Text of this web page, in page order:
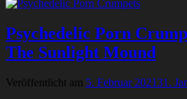
Psychedelic Porn
The Sunlight Mound
Veröffentlicht am 5. Februar 202131.